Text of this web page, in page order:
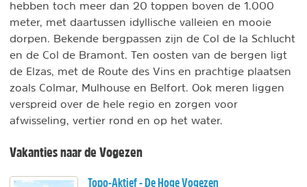
hebben toch meer dan 20 toppen boven de 1.000
meter, met daartussen idyllische valleien en mooie
dorpen. Bekende bergpassen zijn de Col de la Schlucht
en de Col de Bramont. Ten oosten van de bergen ligt
de Elzas, met de Route des Vins en prachtige plaatsen
zoals Colmar, Mulhouse en Belfort. Ook meren liggen
verspreid over de hele regio en zorgen voor
afwisseling, vertier rond en op het water.
Vakanties naar de Vogezen
Topo-Aktief - De Hoge Vogezen